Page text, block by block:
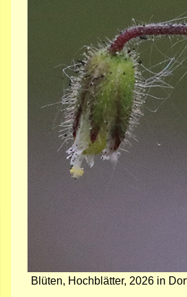
Blüten, Hochblätter, 2026 in